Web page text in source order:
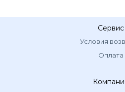
Сервис
Условия
Оплата